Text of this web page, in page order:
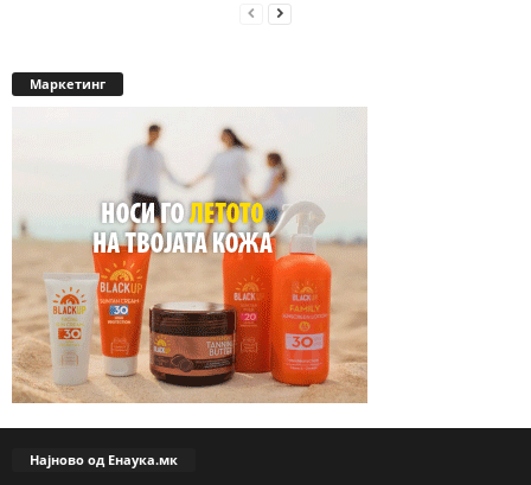
Маркетинг
Најново од Енаука.мк